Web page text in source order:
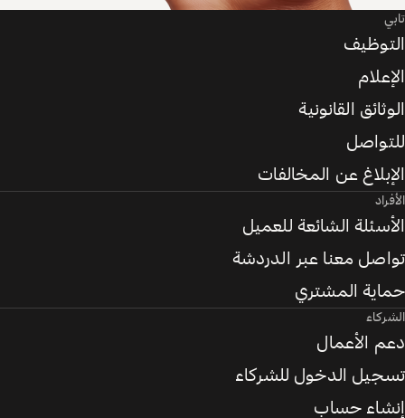
تابي
التوظيف
الإعلام
الوثائق القانونية
للتواصل
الإبلاغ عن المخالفات
الأفراد
الأسئلة الشائعة للعميل
تواصل معنا عبر الدردشة
حماية المشتري
الشركاء
دعم الأعمال
تسجيل الدخول للشركاء
إنشاء حساب